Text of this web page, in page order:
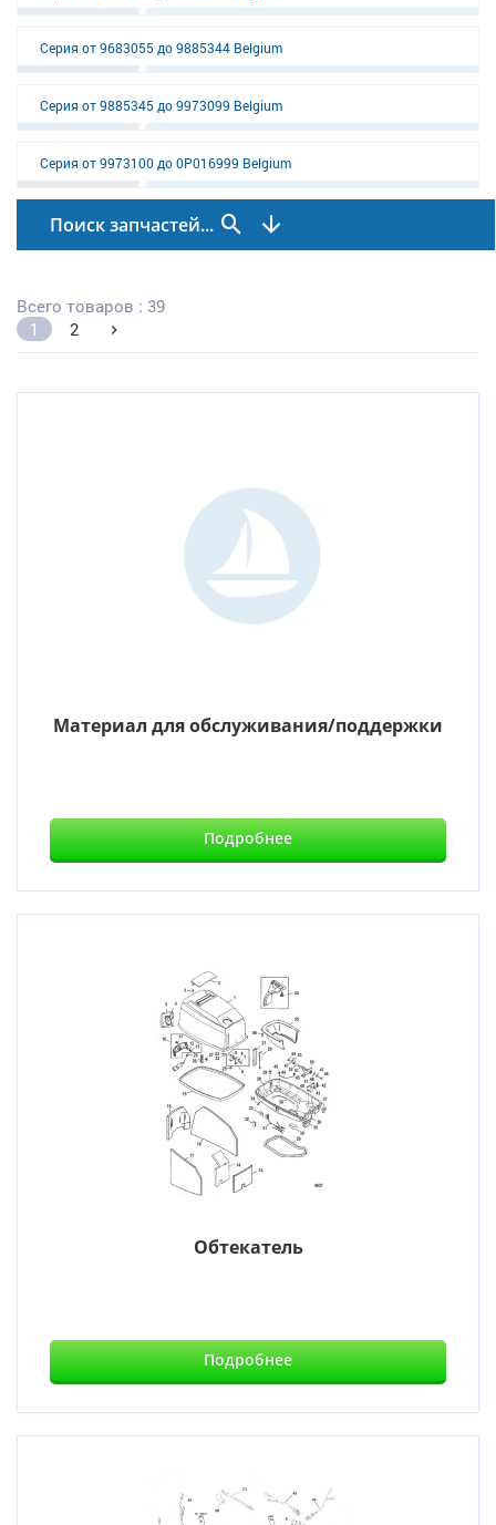
Серия от 9683055 до 9885344 Belgium
Серия от 9885345 до 9973099 Belgium
Серия от 9973100 до 0P016999 Belgium
Поиск запчастей...
Всего товаров : 39
1
2
Материал для обслуживания/поддержки
Подробнее
Обтекатель
Подробнее